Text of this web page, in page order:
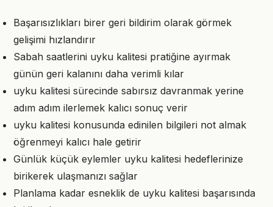
Başarısızlıkları birer geri bildirim olarak görmek
gelişimi hızlandırır
Sabah saatlerini uyku kalitesi pratiğine ayırmak
günün geri kalanını daha verimli kılar
uyku kalitesi sürecinde sabırsız davranmak yerine
adım adım ilerlemek kalıcı sonuç verir
uyku kalitesi konusunda edinilen bilgileri not almak
öğrenmeyi kalıcı hale getirir
Günlük küçük eylemler uyku kalitesi hedeflerinize
birikerek ulaşmanızı sağlar
Planlama kadar esneklik de uyku kalitesi başarısında